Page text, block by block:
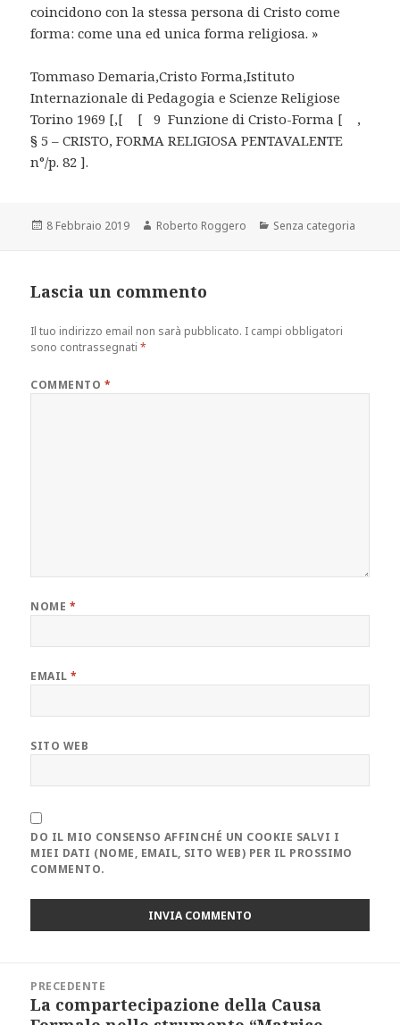
coincidono con la stessa persona di Cristo come
forma: come una ed unica forma religiosa. »
Tommaso Demaria,Cristo Forma,Istituto
Internazionale di Pedagogia e Scienze Religiose
Torino 1969 [,[ [ 9 Funzione di Cristo-Forma [ ,
§ 5 – CRISTO, FORMA RELIGIOSA PENTAVALENTE
n°/p. 82 ].
Scritto
8 Febbraio 2019 Autore
Roberto Roggero Categorie
Senza categoria
Lascia un commento
Il tuo indirizzo email non sarà pubblicato. I campi obbligatori
sono contrassegnati*
COMMENTO *
NOME *
EMAIL*
SITO WEB
DO IL MIO CONSENSO AFFINCHÉ UN COOKIE SALVI I
MIEI DATI (NOME, EMAIL, SITO WEB) PER IL PROSSIMO
COMMENTO.
articoliPRECEDENTE
Articolo
La compartecipazione della Causa